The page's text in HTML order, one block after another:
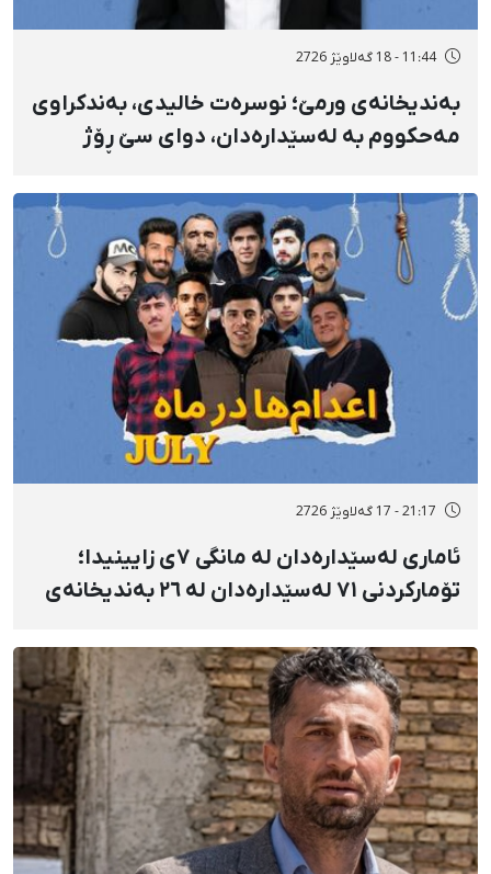
11:44 - 18 گەلاوێژ 2726
بەندیخانەی ورمێ؛ نوسرەت خالیدی، بەندکراوی
مەحکووم بە لەسێدارەدان، دوای سێ ڕۆژ
نەخۆشخانە گیانی لەدەست دا
21:17 - 17 گەلاوێژ 2726
ئاماری لەسێدارەدان لە مانگی ٧ی زایینیدا؛
تۆمارکردنی ٧١ لەسێدارەدان لە ٢٦ بەندیخانەی
شوێنی نادیار و لەبەر چاوی خەڵکەوە